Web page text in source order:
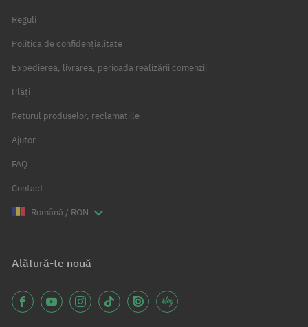
Reguli
Politica de confidențialitate
Expedierea, livrarea, perioada realizării comenzii
Plăți
Returul produselor, reclamațiile
Ajutor
FAQ
Contact
Română / RON
Alătură-te nouă